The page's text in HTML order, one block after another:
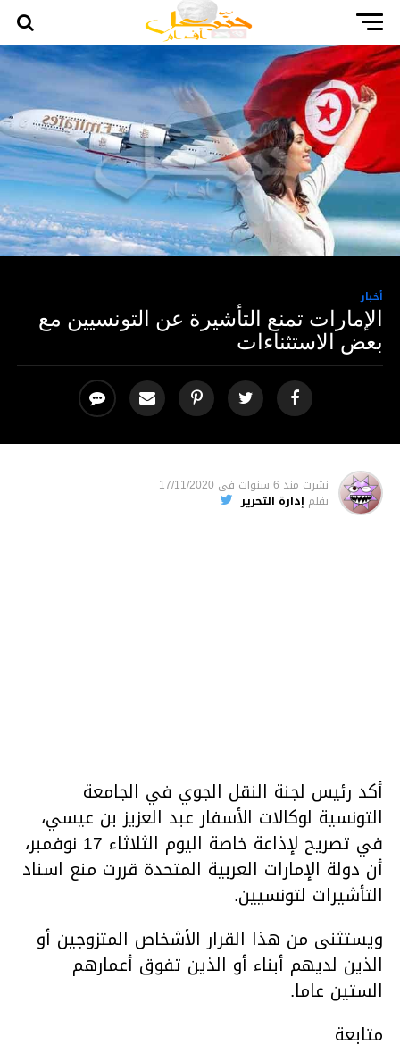
أخبار
الإمارات تمنع التأشيرة عن التونسيين مع
بعض الاستثناءات
نشرت منذ 6 سنوات فى 17/11/2020
بقلم إدارة التحرير
أكد رئيس لجنة النقل الجوي في الجامعة
التونسية لوكالات الأسفار عبد العزيز بن عيسي،
في تصريح لإذاعة خاصة اليوم الثلاثاء 17 نوفمبر،
أن دولة الإمارات العربية المتحدة قررت منع اسناد
التأشيرات لتونسيين.
ويستثنى من هذا القرار الأشخاص المتزوجين أو
الذين لديهم أبناء أو الذين تفوق أعمارهم
الستين عاما.
متابعة